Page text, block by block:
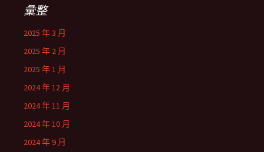
彙整
2025 年 3 月
2025 年 2 月
2025 年 1 月
2024 年 12 月
2024 年 11 月
2024 年 10 月
2024 年 9 月